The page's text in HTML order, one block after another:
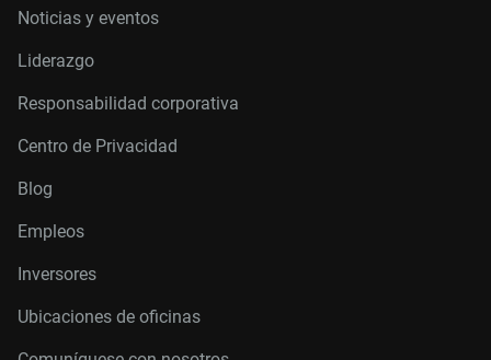
Noticias y eventos
Liderazgo
Responsabilidad corporativa
Centro de Privacidad
Blog
Empleos
Inversores
Ubicaciones de oficinas